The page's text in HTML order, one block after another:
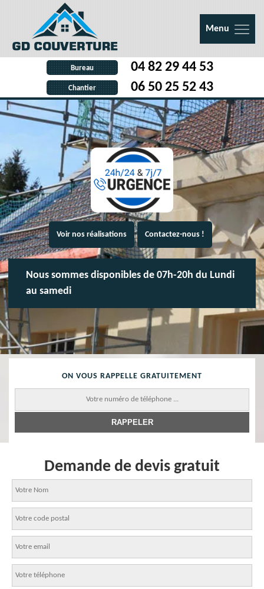
Menu
Bureau 04 82 29 44 53
Chantier 06 50 25 52 43
Voir nos réalisations Contactez-nous !
Nous sommes disponibles de 07h-20h du Lundi
au samedi
ON VOUS RAPPELLE GRATUITEMENT
Demande de devis gratuit